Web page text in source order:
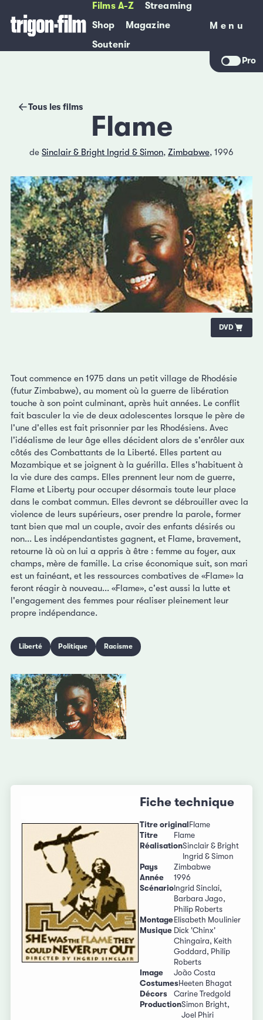
Films A-Z
Streaming
Shop
Magazine
Soutenir
Menu
Menu
Pro
Tous les films
Flame
de Sinclair & Bright Ingrid & Simon, Zimbabwe, 1996
DVD
Tout commence en 1975 dans un petit village de Rhodésie
(futur Zimbabwe), au moment où la guerre de libération
touche à son point culminant, après huit années. Le conflit
fait basculer la vie de deux adolescentes lorsque le père de
l'une d'elles est fait prisonnier par les Rhodésiens. Avec
l'idéalisme de leur âge elles décident alors de s'enrôler aux
côtés des Combattants de la Liberté. Elles partent au
Mozambique et se joignent à la guérilla. Elles s'habituent à
la vie dure des camps. Elles prennent leur nom de guerre,
Flame et Liberty pour occuper désormais toute leur place
dans le combat commun. Elles devront se débrouiller avec la
violence de leurs supérieurs, oser prendre la parole, former
tant bien que mal un couple, avoir des enfants désirés ou
non... Les indépendantistes gagnent, et Flame, bravement,
retourne là où on lui a appris à être : femme au foyer, aux
champs, mère de famille. La crise économique suit, son mari
est un fainéant, et les ressources combatives de «Flame» la
feront réagir à nouveau... «Flame», c'est aussi la lutte et
l'engagement des femmes pour réaliser pleinement leur
propre indépendance.
Liberté Politique Racisme
Fiche technique
Titre originalFlame
Titre
Flame
RéalisationSinclair & Bright
Ingrid & Simon
Pays
Zimbabwe
Année
1996
ScénarioIngrid Sinclai,
Barbara Jago,
Philip Roberts
MontageElisabeth Moulinier
Musique Dick 'Chinx'
Chingaira, Keith
Goddard, Philip
Roberts
Image
João Costa
CostumesHeeten Bhagat
Décors
Carine Tredgold
ProductionSimon Bright,
Joel Phiri